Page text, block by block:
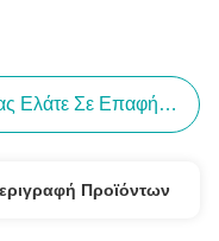
Ελάτε Σε Επαφή Με
Προϊόντων